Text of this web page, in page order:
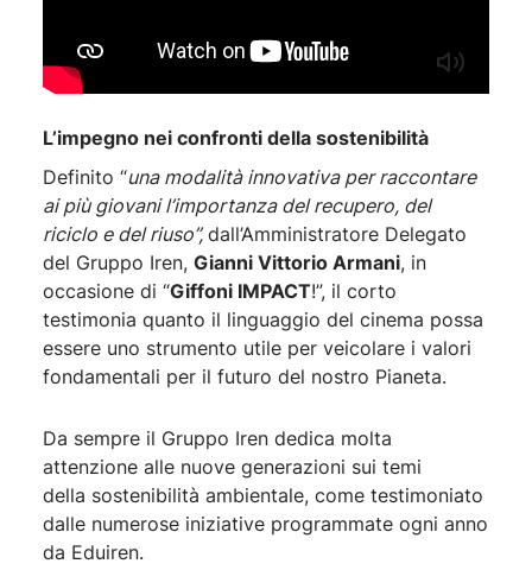
L’impegno nei confronti della sostenibilità
Definito “una modalità innovativa per raccontare
ai più giovani l’importanza del recupero, del
riciclo e del riuso”, dall’Amministratore Delegato
del Gruppo Iren, Gianni Vittorio Armani, in
occasione di “Giffoni IMPACT!”, il corto
testimonia quanto il linguaggio del cinema possa
essere uno strumento utile per veicolare i valori
fondamentali per il futuro del nostro Pianeta.
Da sempre il Gruppo Iren dedica molta
attenzione alle nuove generazioni sui temi
della sostenibilità ambientale, come testimoniato
dalle numerose iniziative programmate ogni anno
da Eduiren.